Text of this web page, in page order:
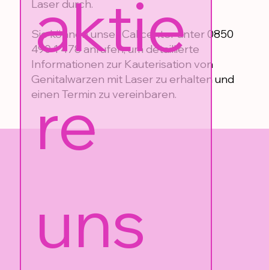
Laser durch.
Sie können unser Callcenter unter 0850
490 1 478 anrufen, um detaillierte
Informationen zur Kauterisation von
Genitalwarzen mit Laser zu erhalten und
einen Termin zu vereinbaren.
aktie
re
uns